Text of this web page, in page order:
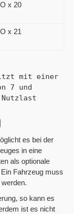
x 20
x 21
mit einer
7 und
Nutzlast
es bei der
in eine
als optionale
Fahrzeug muss
so kann es
ist es nicht